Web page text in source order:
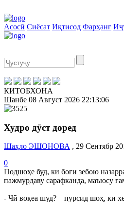
Асосӣ Сиёсат Иқтисод Фарҳанг
КИТОБХОНА
Шанбе 08 Август 2026 22:13:07
Худро дӯст доред
Шаҳло ЭШОНОВА , 29 Сентябр
0
Подшоҳе буд, ки боғи зебою
пажмурдаву сарафканда, маъюсу
- Чӣ воқеа шуд? – пурсид шоҳ, ки